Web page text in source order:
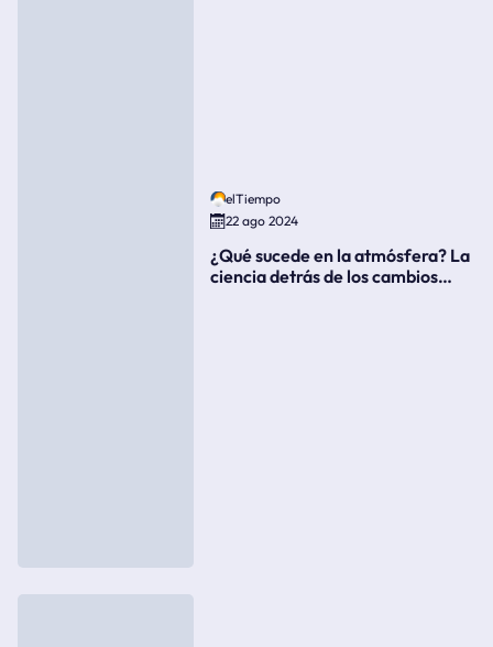
elTiempo
22 ago 2024
¿Qué sucede en la atmósfera? La
ciencia detrás de los cambios